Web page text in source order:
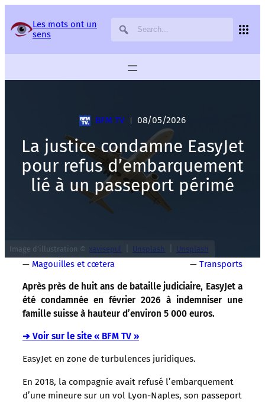
Les mots ont un
sens
BFM TV 08/05/2026
La justice condamne EasyJet
pour refus d’embarquement
lié à un passeport périmé
Image d’illustration © xavisepul Unsplash Unsplash
— Magouilles et cœtera — Transports
Après près de huit ans de bataille judiciaire, EasyJet a
été condamnée en février 2026 à indemniser une
famille suisse à hauteur d’environ 5 000 euros.
➔ Voir sur le site « BFM TV »
EasyJet en zone de turbulences juridiques.
En 2018, la compagnie avait refusé l’embarquement
d’une mineure sur un vol Lyon-Naples, son passeport
Panneau de gestion des services